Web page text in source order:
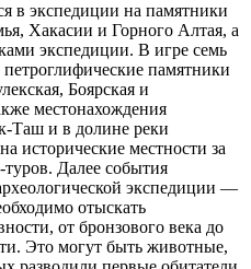
в экспедиции на памятники
Хакасии и Горного Алтая, а
экспедиции. В игре семь
памятники
Боярская и
местонахождения
Таш и в долине реки
исторические местности за
Далее события
экспедиции —
отыскать
от бронзового века до
Это могут быть животные,